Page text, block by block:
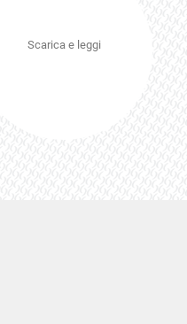
Scarica e leggi